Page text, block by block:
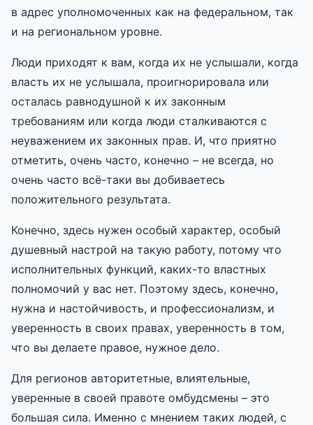
в адрес уполномоченных как на федеральном, так
и на региональном уровне.
Люди приходят к вам, когда их не услышали, когда
власть их не услышала, проигнорировала или
осталась равнодушной к их законным
требованиям или когда люди сталкиваются с
неуважением их законных прав. И, что приятно
отметить, очень часто, конечно – не всегда, но
очень часто всё-таки вы добиваетесь
положительного результата.
Конечно, здесь нужен особый характер, особый
душевный настрой на такую работу, потому что
исполнительных функций, каких-то властных
полномочий у вас нет. Поэтому здесь, конечно,
нужна и настойчивость, и профессионализм, и
уверенность в своих правах, уверенность в том,
что вы делаете правое, нужное дело.
Для регионов авторитетные, влиятельные,
уверенные в своей правоте омбудсмены – это
большая сила. Именно с мнением таких людей, с